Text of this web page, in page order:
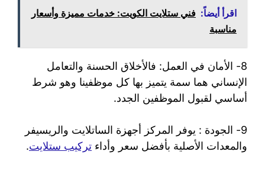
اقرأ أيضاً: فني ستلايت الكويت: خدمات مميزة وأسعار
مناسبة
8- الأمان في العمل: فالأخلاق الحسنة والتعامل
الإنساني هما سمة يتميز بها كل موظفينا وهو شرط
أساسي لقبول الموظفين الجدد.
9- الجودة : يوفر المركز أجهزة الساتلايت والريسيفر
والمعدات الأصلية بأفضل سعر وأداء تركيب ستلايت.